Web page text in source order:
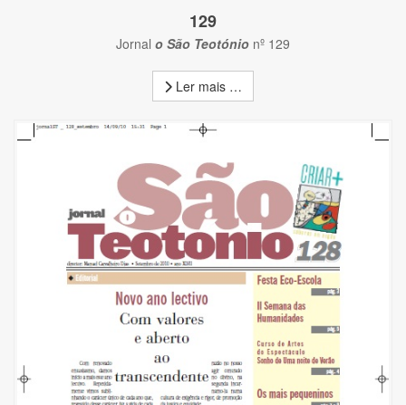
129
Jornal o São Teotónio nº 129
Ler mais …